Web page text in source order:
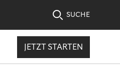
SUCHE
JETZT STARTEN